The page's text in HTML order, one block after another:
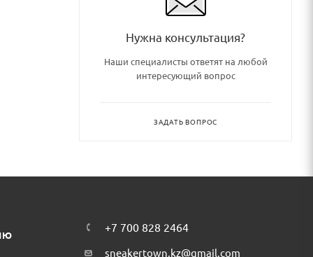
Нужна консультация?
Наши специалисты ответят на любой
интересующий вопрос
ЗАДАТЬ ВОПРОС
+7 700 828 2464
sneakertown.kz@gmail.com